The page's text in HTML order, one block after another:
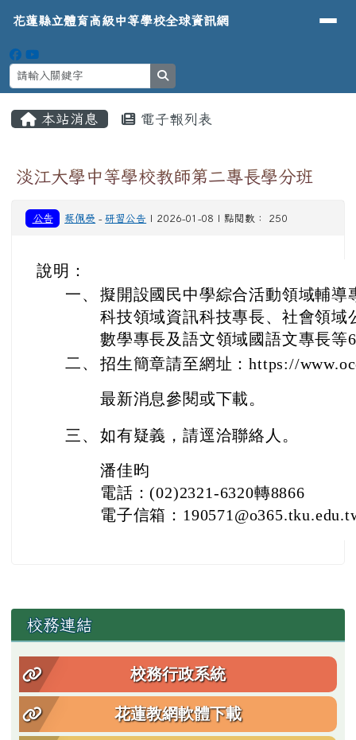
花蓮縣立體育高級中等學校全球資
導覽列
花蓮縣立體育高級中等學校全球資訊網
本站消息 電子報列表
淡江大學中等學校教師第二專長學分班
公告 蔡佩熒 -研習公告 | 2026-01-08 | 點閱數： 250
說明：
一、 擬開設國民中學綜合活動領域輔導
科技領域資訊科技專長、社會領域
數學專長及語文領域國語文專長等
二、 招生簡章請至網址：https://
最新消息參閱或下載。
三 、 如有疑義，請逕洽聯絡人。
潘佳昀
電話：(02)2321-6320轉8866
電子信箱：
左邊區域內容
校務連結
校務行政系統
花蓮教網軟體下載